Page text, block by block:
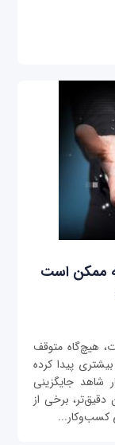
ممکن است
هیچ‌گاه متوقف
پیدا کرده
جایگزینی
برخی از
کسب‌وکار...